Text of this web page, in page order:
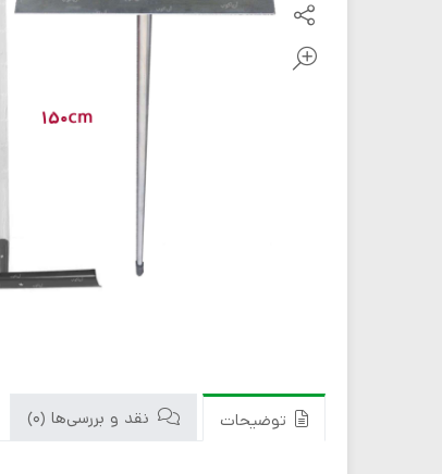
توضیحات نقد و بررسی‌ها (0)